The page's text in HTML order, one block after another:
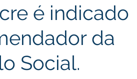
é indicado
da
Social.